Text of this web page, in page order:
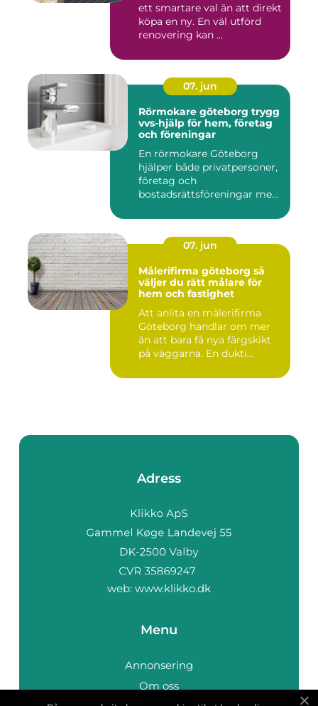
ett smartare val än att direkt
köpa en ny. En väl utförd
renovering kan ...
07. jun
Rörmokare göteborg trygg
vvs-hjälp för hem, företag
och föreningar
En rörmokare Göteborg
hjälper både privatpersoner,
företag och
bostadsrättsföreningar med
07. jun
Målerifirma göteborg så
väljer du rätt målare för
hem och fastighet
Att anlita en målerifirma
Göteborg handlar om mer
än att bara få nya färgskikt
på väggarna. En dukti...
Adress
web: www.klikko.dk
Menu
Annonsering
Om oss